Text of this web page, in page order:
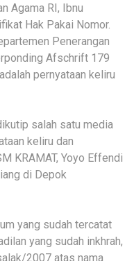
Agama RI, Ibnu
Hak Pakai Nomor.
Penerangan
Afschrift 179
pernyataan keliru
salah satu media
keliru dan
KRAMAT, Yoyo Effendi
di Depok
yang sudah tercatat
yang sudah inkhrah,
2007 atas nama